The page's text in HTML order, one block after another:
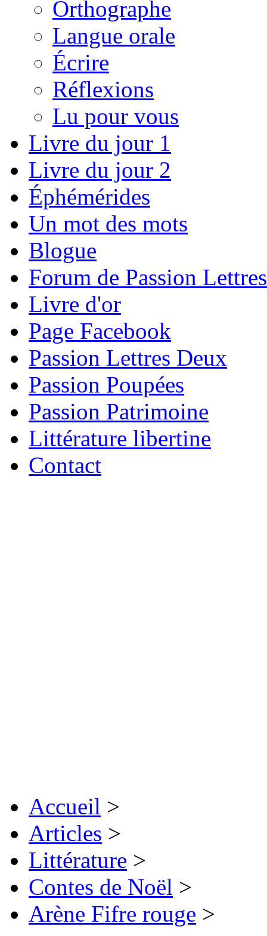
Orthographe
Langue orale
Écrire
Réflexions
Lu pour vous
Livre du jour 1
Livre du jour 2
Éphémérides
Un mot des mots
Blogue
Forum de Passion Lettres
Livre d'or
Page Facebook
Passion Lettres Deux
Passion Poupées
Passion Patrimoine
Littérature libertine
Contact
Accueil >
Articles >
Littérature >
Contes de Noël >
Arène Fifre rouge >